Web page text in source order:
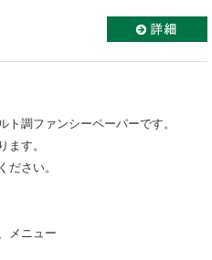
調ファンシーペーパーです。
ます。
ださい。
メニュー